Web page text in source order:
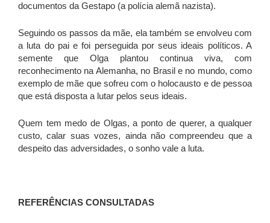
documentos da Gestapo (a polícia alemã nazista).
Seguindo os passos da mãe, ela também se envolveu com
a luta do pai e foi perseguida por seus ideais políticos. A
semente que Olga plantou continua viva, com
reconhecimento na Alemanha, no Brasil e no mundo, como
exemplo de mãe que sofreu com o holocausto e de pessoa
que está disposta a lutar pelos seus ideais.
Quem tem medo de Olgas, a ponto de querer, a qualquer
custo, calar suas vozes, ainda não compreendeu que a
despeito das adversidades, o sonho vale a luta.
REFERÊNCIAS CONSULTADAS